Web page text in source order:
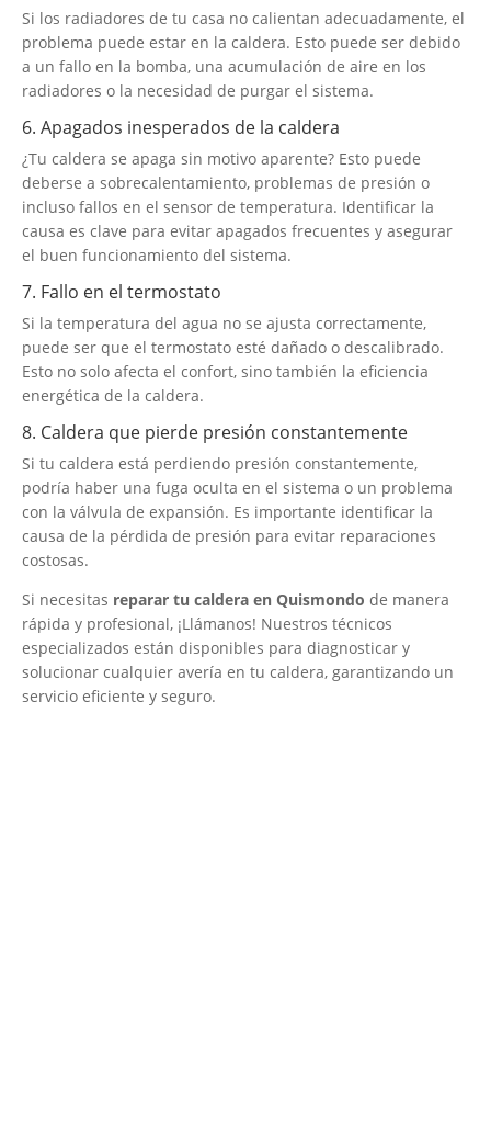
Si los radiadores de tu casa no calientan adecuadamente, el
problema puede estar en la caldera. Esto puede ser debido
a un fallo en la bomba, una acumulación de aire en los
radiadores o la necesidad de purgar el sistema.
6. Apagados inesperados de la caldera
¿Tu caldera se apaga sin motivo aparente? Esto puede
deberse a sobrecalentamiento, problemas de presión o
incluso fallos en el sensor de temperatura. Identificar la
causa es clave para evitar apagados frecuentes y asegurar
el buen funcionamiento del sistema.
7. Fallo en el termostato
Si la temperatura del agua no se ajusta correctamente,
puede ser que el termostato esté dañado o descalibrado.
Esto no solo afecta el confort, sino también la eficiencia
energética de la caldera.
8. Caldera que pierde presión constantemente
Si tu caldera está perdiendo presión constantemente,
podría haber una fuga oculta en el sistema o un problema
con la válvula de expansión. Es importante identificar la
causa de la pérdida de presión para evitar reparaciones
costosas.
Si necesitas reparar tu caldera en Quismondo de manera
rápida y profesional, ¡Llámanos! Nuestros técnicos
especializados están disponibles para diagnosticar y
solucionar cualquier avería en tu caldera, garantizando un
servicio eficiente y seguro.